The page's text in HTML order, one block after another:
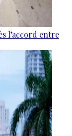
l’accord entre